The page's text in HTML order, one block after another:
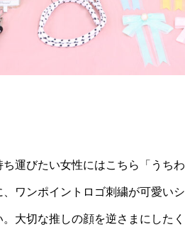
運びたい女性にはこちら「うち
ワンポイントロゴ刺繍が可愛い
大切な推しの顔を逆さまにした